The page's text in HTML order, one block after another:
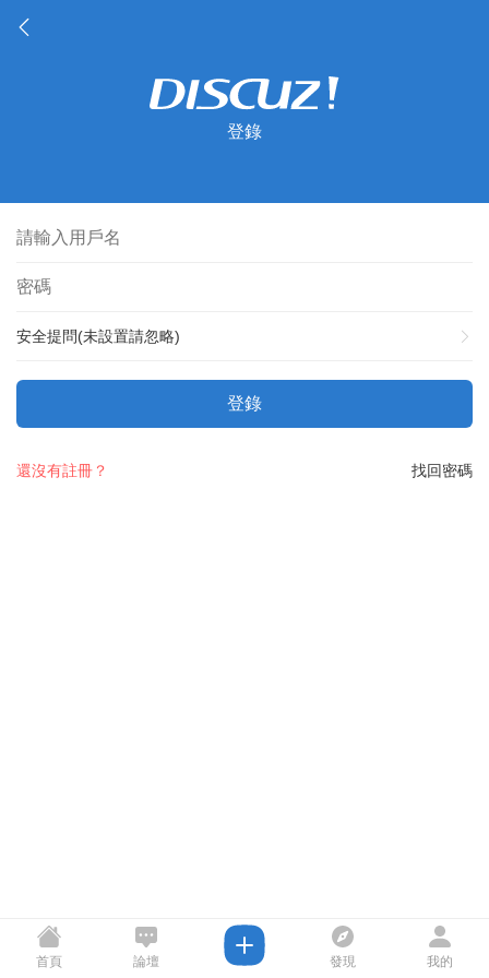
登錄
安全提問(未設置請忽略)
登錄
找回密碼
還沒有註冊？
首頁 論壇 發現 我的